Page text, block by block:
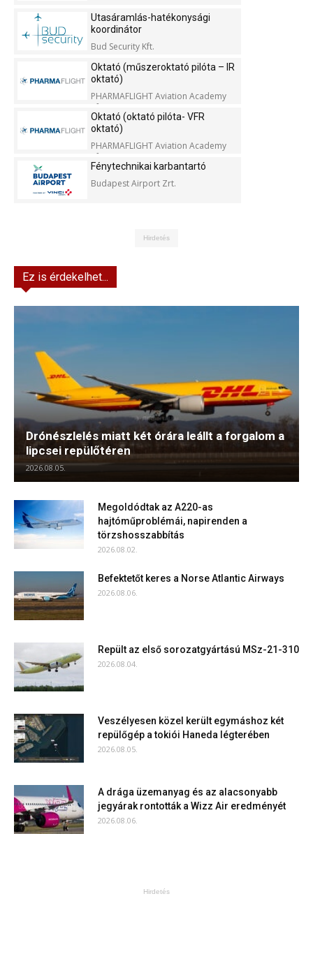
Utasáramlás-hatékonysági
koordinátor
Bud Security Kft.
Oktató (műszeroktató pilóta – IR
oktató)
PHARMAFLIGHT Aviation Academy
Kft.
Oktató (oktató pilóta- VFR
oktató)
PHARMAFLIGHT Aviation Academy
Kft.
Fénytechnikai karbantartó
Budapest Airport Zrt.
Hirdetés
Ez is érdekelhet...
Drónészlelés miatt két órára leállt a forgalom a
lipcsei repülőtéren
2026.08.05.
Megoldódtak az A220-as
hajtóműproblémái, napirenden a
törzshosszabbítás
2026.08.02.
Befektetőt keres a Norse Atlantic Airways
2026.08.06.
Repült az első sorozatgyártású MSz-21-310
2026.08.04.
Veszélyesen közel került egymáshoz két
repülőgép a tokiói Haneda légterében
2026.08.05.
A drága üzemanyag és az alacsonyabb
jegyárak rontották a Wizz Air eredményét
2026.08.06.
Hirdetés